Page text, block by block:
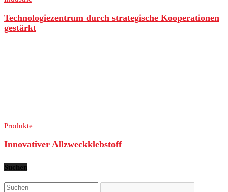
Technologiezentrum durch strategische Kooperationen
gestärkt
Produkte
Innovativer Allzweckklebstoff
Suchen